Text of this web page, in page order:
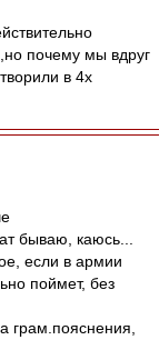
почему мы вдруг
в 4х
бываю, каюсь...
если в армии
поймет, без
грам.пояснения,